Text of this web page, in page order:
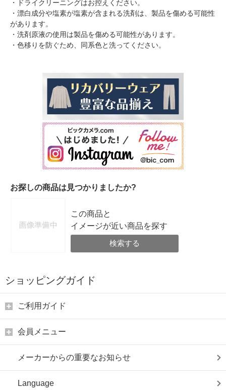
・ドライクリーニングはお控えください。
・漂白成分や塩素が塩素が含まれる洗剤は、製品を傷める可能性
があります。
・洗剤原液の使用は製品を傷める可能性があります。
・色移りを防ぐため、同系色と洗ってください。
お探しの商品は見つかりましたか?
この商品と
イメージが近い商品を探す
検索する
ショッピングガイド
ご利用ガイド
会員メニュー
メーカーからの重要なお知らせ
Language